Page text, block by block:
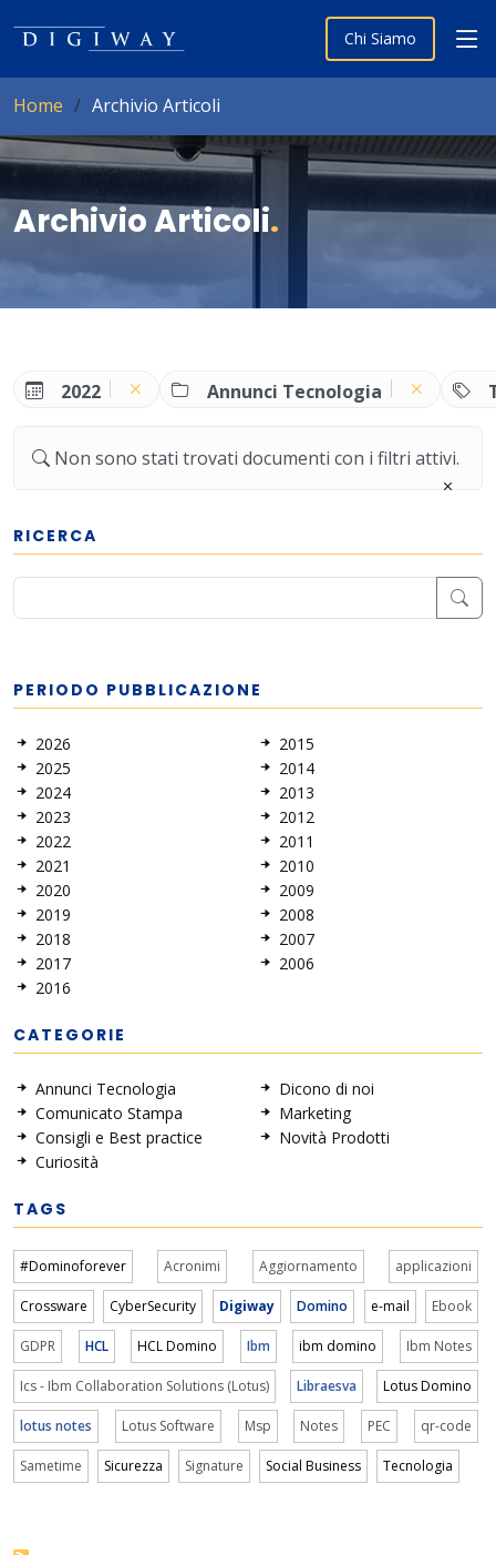
Chi Siamo
Home Archivio Articoli
Archivio Articoli.
2022 Annunci Tecnologia
Non sono stati trovati documenti con i filtri attivi.
RICERCA
PERIODO PUBBLICAZIONE
2026
2025
2024
2023
2022
2021
2020
2019
2018
2017
2016
2015
2014
2013
2012
2011
2010
2009
2008
2007
2006
CATEGORIE
Annunci Tecnologia
Comunicato Stampa
Consigli e Best practice
Curiosità
Dicono di noi
Marketing
Novità Prodotti
TAGS
#Dominoforever Acronimi Aggiornamento applicazioni
Crossware CyberSecurity Digiway Domino e-mail Ebook
GDPR HCL HCL Domino Ibm ibm domino Ibm Notes
Ics - Ibm Collaboration Solutions (Lotus) Libraesva Lotus Domino
lotus notes Lotus Software Msp Notes PEC qr-code
Sametime Sicurezza Signature Social Business Tecnologia